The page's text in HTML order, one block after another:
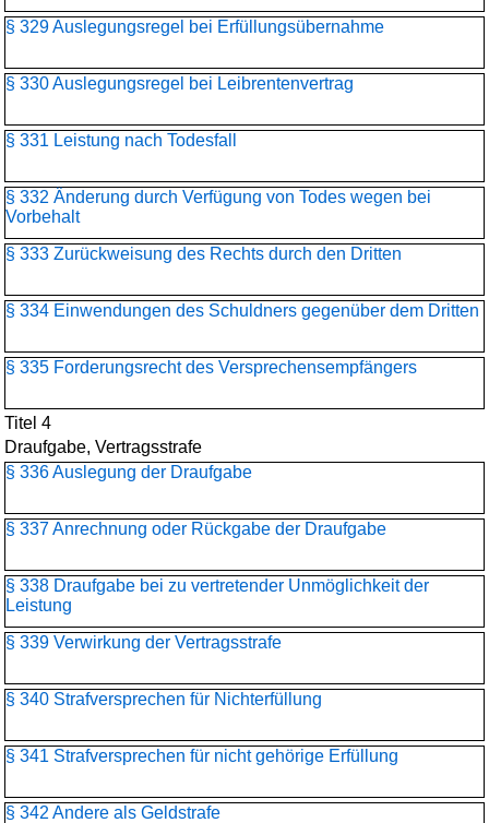
§ 329 Auslegungsregel bei Erfüllungsübernahme
§ 330 Auslegungsregel bei Leibrentenvertrag
§ 331 Leistung nach Todesfall
§ 332 Änderung durch Verfügung von Todes wegen bei
Vorbehalt
§ 333 Zurückweisung des Rechts durch den Dritten
§ 334 Einwendungen des Schuldners gegenüber dem Dritten
§ 335 Forderungsrecht des Versprechensempfängers
Titel 4
Draufgabe, Vertragsstrafe
§ 336 Auslegung der Draufgabe
§ 337 Anrechnung oder Rückgabe der Draufgabe
§ 338 Draufgabe bei zu vertretender Unmöglichkeit der
Leistung
§ 339 Verwirkung der Vertragsstrafe
§ 340 Strafversprechen für Nichterfüllung
§ 341 Strafversprechen für nicht gehörige Erfüllung
§ 342 Andere als Geldstrafe